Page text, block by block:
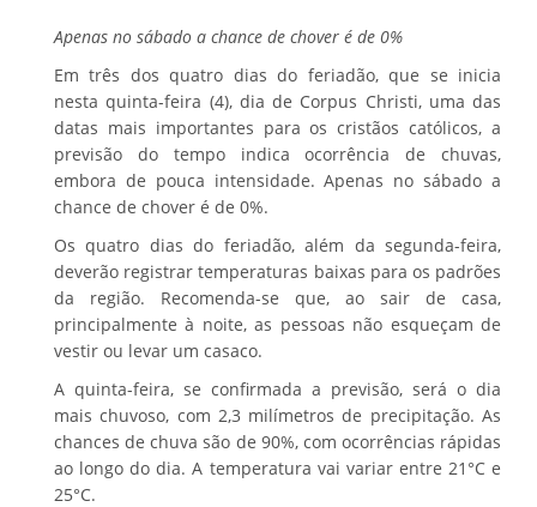
Apenas no sábado a chance de chover é de 0%
Em três dos quatro dias do feriadão, que se inicia
nesta quinta-feira (4), dia de Corpus Christi, uma das
datas mais importantes para os cristãos católicos, a
previsão do tempo indica ocorrência de chuvas,
embora de pouca intensidade. Apenas no sábado a
chance de chover é de 0%.
Os quatro dias do feriadão, além da segunda-feira,
deverão registrar temperaturas baixas para os padrões
da região. Recomenda-se que, ao sair de casa,
principalmente à noite, as pessoas não esqueçam de
vestir ou levar um casaco.
A quinta-feira, se confirmada a previsão, será o dia
mais chuvoso, com 2,3 milímetros de precipitação. As
chances de chuva são de 90%, com ocorrências rápidas
ao longo do dia. A temperatura vai variar entre 21°C e
25°C.